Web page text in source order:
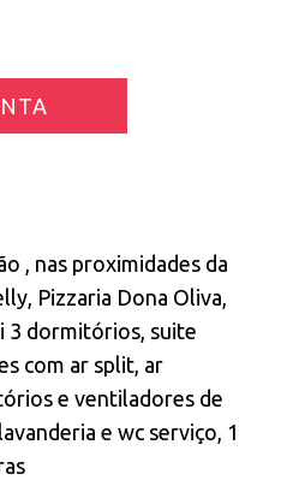
, nas proximidades da
Pizzaria Dona Oliva,
3 dormitórios, suite
com ar split, ar
e ventiladores de
e wc serviço, 1